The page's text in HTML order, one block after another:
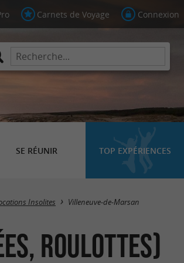
Carnets de Voyage Connexion
SE RÉUNIR TOP EXPÉRIENCES
Masquer la carte
Insolites Villeneuve-de-Marsan
Roulottes)